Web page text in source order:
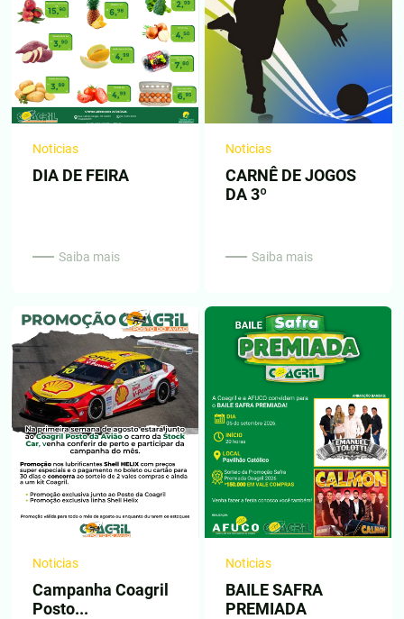
Noticias
DIA DE FEIRA
Saiba mais
Noticias
CARNÊ DE JOGOS
DA 3º
Saiba mais
Noticias
Campanha Coagril
Posto...
Noticias
BAILE SAFRA
PREMIADA